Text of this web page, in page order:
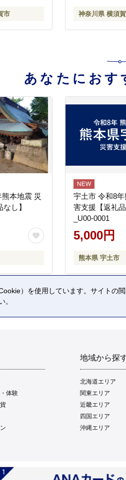
市 神奈川県 横須
あなたにおす
本地震 災
し】
宇土市 令和8
害支援【返礼品
_U00-0001
5,000円
熊本県 宇土市
体験
地域から探
北海道エリア
関東エリア
近畿エリア
四国エリア
沖縄エリア
）を使用しています。サイトの
。